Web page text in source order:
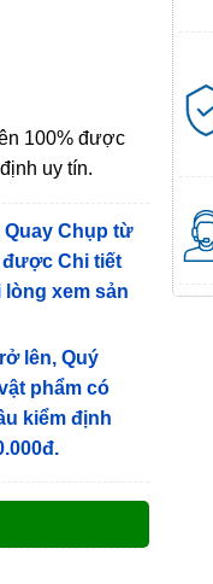
100% được
uy tín.
Quay Chụp từ
Chi tiết
lòng xem sản
lên, Quý
phẩm có
kiểm định